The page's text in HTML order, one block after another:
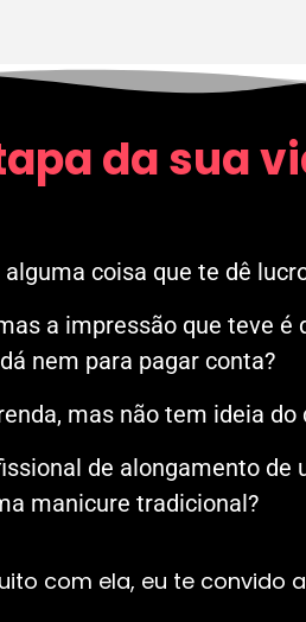
da sua
coisa que te dê
a impressão que teve é
nem para pagar conta?
mas não tem ideia do
de alongamento de
manicure tradicional?
com ela, eu te convido